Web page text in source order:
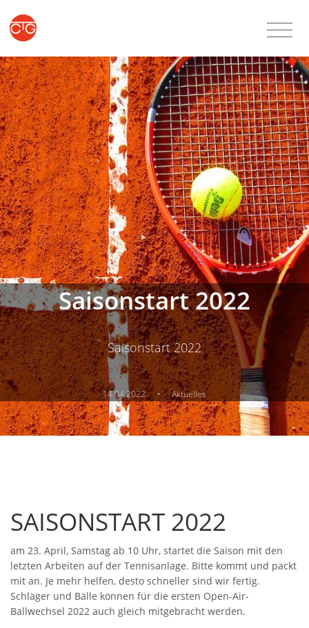
Saisonstart 2022
Saisonstart 2022
14.04.2022 · Aktuelles
SAISONSTART 2022
am 23. April, Samstag ab 10 Uhr, startet die Saison mit den
letzten Arbeiten auf der Tennisanlage. Bitte kommt und packt
mit an. Je mehr helfen, desto schneller sind wir fertig.
Schläger und Bälle können für die ersten Open-Air-
Ballwechsel 2022 auch gleich mitgebracht werden.